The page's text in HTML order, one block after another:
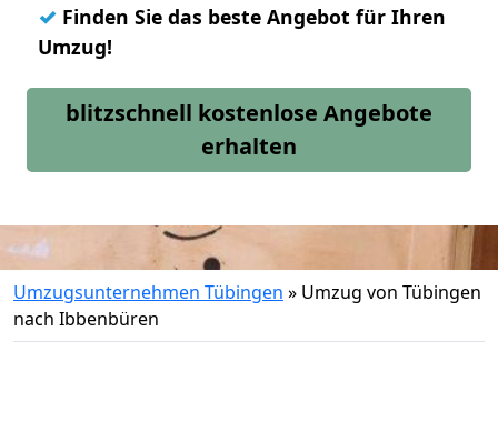
✓ Finden Sie das beste Angebot für Ihren
Umzug!
blitzschnell kostenlose Angebote
erhalten
Umzugsunternehmen Tübingen » Umzug von Tübingen
nach Ibbenbüren